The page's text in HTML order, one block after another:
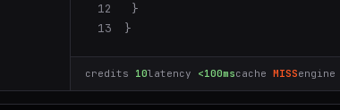
12
}
13
}
credits 10latency <100mscache MISSengine